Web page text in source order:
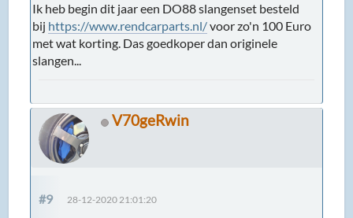
Ik heb begin dit jaar een DO88 slangenset besteld
bij https://www.rendcarparts.nl/voor zo'n 100 Euro
met wat korting. Das goedkoper dan originele
slangen...
V70geRwin
#9 28-12-2020 21:01:20